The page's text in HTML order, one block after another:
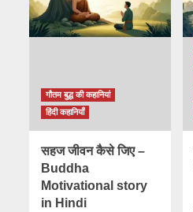
गौतम बुद्ध की कहानियां
हिंदी कहानियाँ
सहज जीवन कैसे जिए –
Buddha
Motivational story
in Hindi